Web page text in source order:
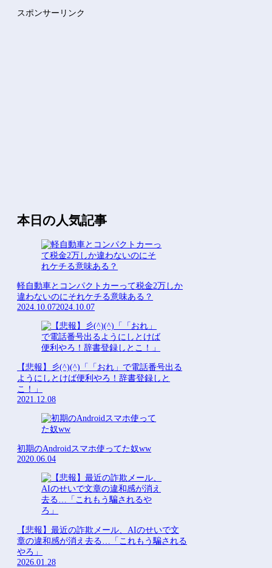
スポンサーリンク
本日の人気記事
軽自動車とコンパクトカーって税金2万しか
違わないのにそれケチる意味ある？
2024.10.072024.10.07
【悲報】彡(^)(^)「「おれ」で電話番号出る
ようにしとけば便利やろ！辞書登録しと
こ！」
2021.12.08
初期のAndroidスマホ使ってた奴ww
2020.06.04
【悲報】最近の詐欺メール、AIのせいで文
章の違和感が消え去る…「これもう騙される
やろ」
2026.01.28